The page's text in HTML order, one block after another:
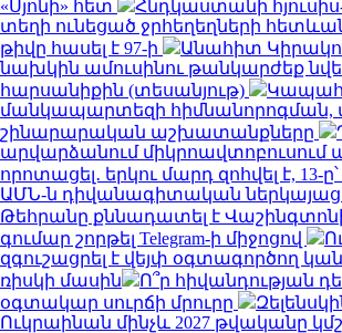
«Սյոնի» հետ
Հնդկաստանի
տեղի ունեցած ջրհեղեղների
թիվը հասել է 97-ի
Անահիտ
նախկին ամուսինու թանկարժեք
հարսանիքին (տեսանյութ)
մանկապարտեզի հիմնանորոգման,
շինարարական աշխատանքները
արվարձանում միկրոավտոբուսում
որոտացել․ երկու մարդ զոհվել է, 13-
ԱՄՆ-ն դիվանագիտական
Թեհրանը քննադատել է
գումար շորթել Telegram-ի միջոցով
զգուշացրել է վեյփ օգտագործող
ռիսկի մասին
Ո՞ր հիվանդության
օգտակար սուրճի մրուրը
Ուկրաինան մինչև 2027 թվականը